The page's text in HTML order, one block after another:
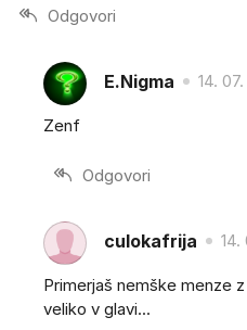
Odgovori
E.Nigma 14.
Zenf
Odgovori
culokafrija 14.
Primerjaš nemške menze
veliko v glavi...